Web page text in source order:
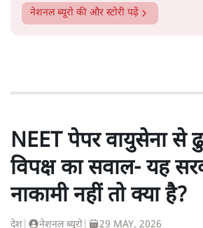
नेशनल ब्यूरो की और स्टोरी पढ़ें
NEET पेपर वायुसेना से
विपक्ष का सवाल- यह
नाकामी नहीं तो क्या है?
देश नेशनल ब्यूरो 29 MAY, 2026